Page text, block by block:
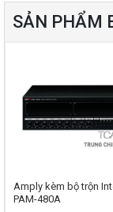
SẢN PHẨM
Amply kèm bộ trộn
PAM-480A